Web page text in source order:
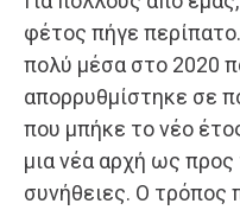
φέτος πήγε
πολύ μέσα στο 2020
απορρυθμίστηκε σε
που μπήκε το νέο
μια νέα αρχή ως προς
συνήθειες. Ο τρόπος